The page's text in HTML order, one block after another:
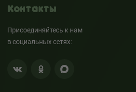
Контакты
Присоединяйтесь к нам
в социальных сетях: